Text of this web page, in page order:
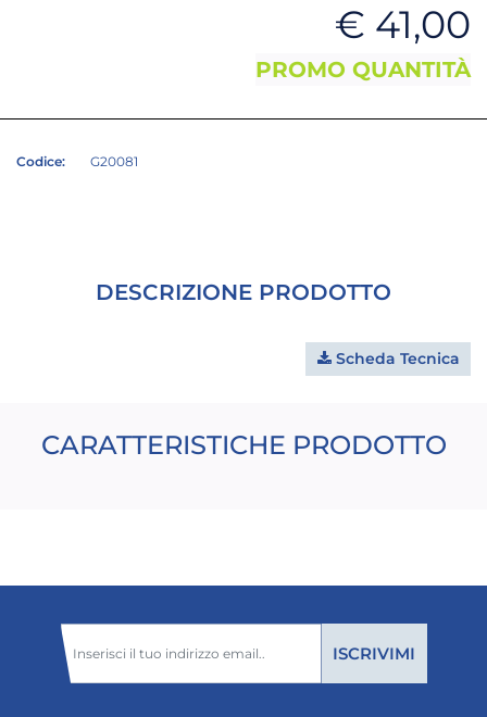
€ 41,00
PROMO QUANTITÀ
Codice: G20081
DESCRIZIONE PRODOTTO
Scheda Tecnica
CARATTERISTICHE PRODOTTO